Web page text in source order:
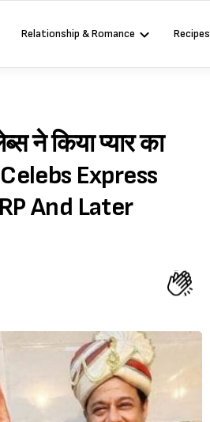
Relationship & Romance Recipes
ने किया प्यार का
Express
And Later